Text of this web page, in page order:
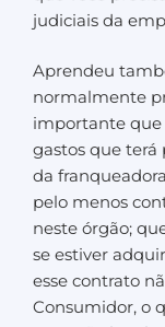
judiciais da
Aprendeu
normalmente
importante que
gastos que terá
da
pelo menos
neste órgão;
se estiver
esse contrato
Consumidor, o